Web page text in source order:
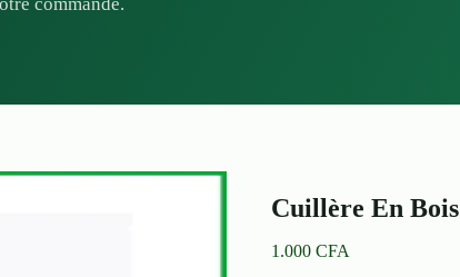
Cuillère En Bois
1.000 CFA